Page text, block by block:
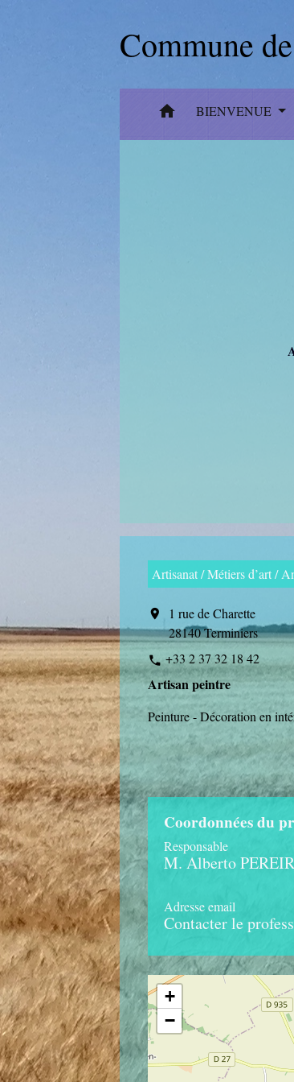
Commune
home BIENVENUE
Artisanat / Métiers d’art /
location_on
1 rue de Charette
28140 Terminiers
phone +33 2 37 32 18 42
Artisan peintre
Peinture - Décoration en
Coordonnées du
Responsable
M. Alberto
Adresse email
Contacter le
+
−